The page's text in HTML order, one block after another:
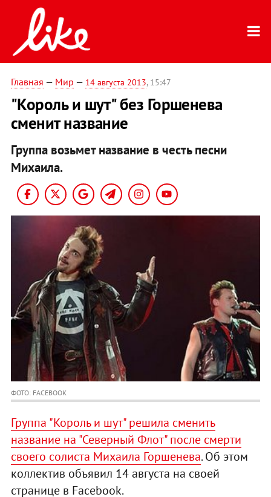
Главная — Мир — 14 августа 2013, 15:47
"Король и шут" без Горшенева
сменит название
Группа возьмет название в честь песни
Михаила.
ФОТО: FACEBOOK
Группа "Король и шут" решила сменить
название на "Северный Флот" после смерти
своего солиста Михаила Горшенева. Об этом
коллектив объявил 14 августа на своей
странице в Facebook.